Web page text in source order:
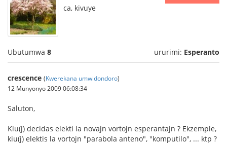
ca, kivuye
Ubutumwa 8 ururimi: Esperanto
crescence (Kwerekana umwidondoro)
12 Munyonyo 2009 06:08:34
Saluton,
Kiu(j) decidas elekti la novajn vortojn esperantajn ? Ekzemple,
kiu(j) elektis la vortojn "parabola anteno", "komputilo", ... ktp ?